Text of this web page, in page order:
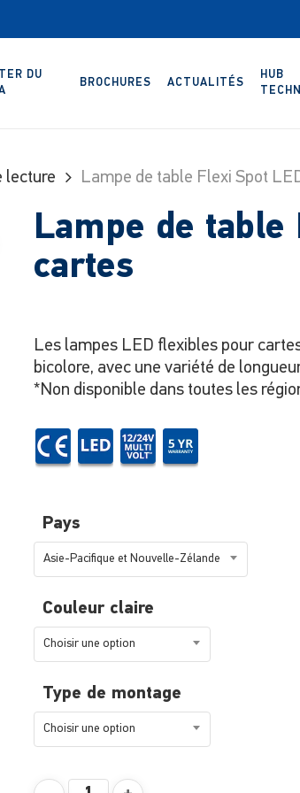
DU
BROCHURES ACTUALITÉS
HUB
lecture Lampe de table Flexi Spot
Lampe de
cartes
Les lampes LED flexibles pour
bicolore, avec une variété de
*Non disponible dans toutes les
Pays
Asie-Pacifique et Nouvelle-Zélande
Couleur claire
Choisir une option
Type de montage
Choisir une option